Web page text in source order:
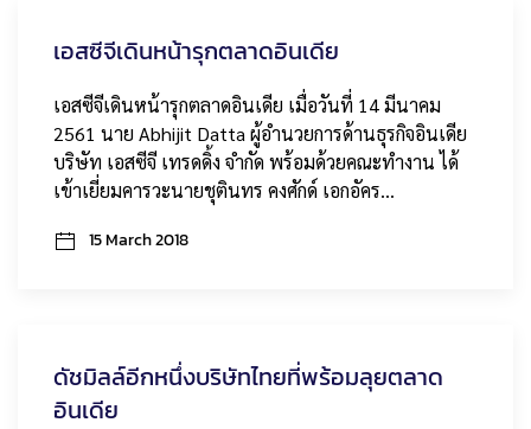
เอสซีจีเดินหน้ารุกตลาดอินเดีย
เอสซีจีเดินหน้ารุกตลาดอินเดีย เมื่อวันที่ 14 มีนาคม
2561 นาย Abhijit Datta ผู้อำนวยการด้านธุรกิจอินเดีย
บริษัท เอสซีจี เทรดดิ้ง จำกัด พร้อมด้วยคณะทำงาน ได้
เข้าเยี่ยมคารวะนายชุตินทร คงศักด์ เอกอัคร…
15 March 2018
ดัชมิลล์อีกหนึ่งบริษัทไทยที่พร้อมลุยตลาด
อินเดีย